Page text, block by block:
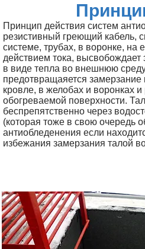
Принцип действия систем
резистивный греющий кабель,
системе, трубах, в воронке, на
действием тока,
в виде тепла во внешнюю
предотвращаяется
кровле, в желобах и воронках и
обогреваемой поверхности.
беспрепятственно через
(которая тоже в свою очередь
антиобледенения если
избежания замерзания талой